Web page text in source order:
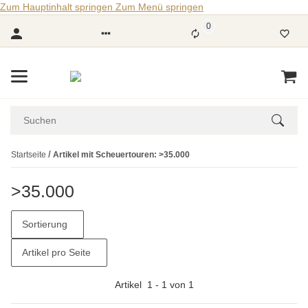
Zum Hauptinhalt springen Zum Menü springen
0
Startseite Artikel mit Scheuertouren: >35.000
>35.000
Sortierung
Artikel pro Seite
Artikel 1 - 1 von 1